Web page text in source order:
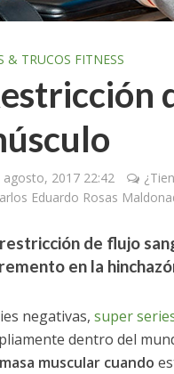
& TRUCOS FITNESS
agosto, 2017 22:42
Eduardo Rosas
de flujo
en la
negativas, super
dentro del
muscular cuando